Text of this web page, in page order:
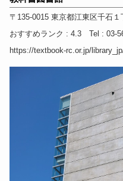
〒135-0015 東京都江東区千石１
おすすめランク : 4.3 Tel : 03-
https://textbook-rc.or.jp/